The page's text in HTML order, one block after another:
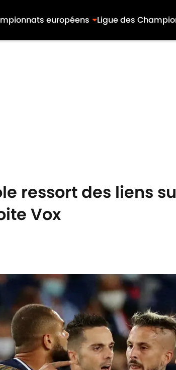
européens Ligue des
ressort des liens
Vox